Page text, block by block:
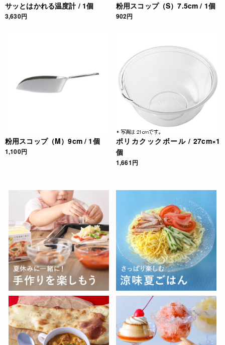
サッとはかれる温度計 / 1個
3,630円
粉用スコップ（S）7.5cm / 1個
902円
粉用スコップ（M）9cm / 1個
1,100円
ポリカクックボール / 27cm×1
個
1,661円